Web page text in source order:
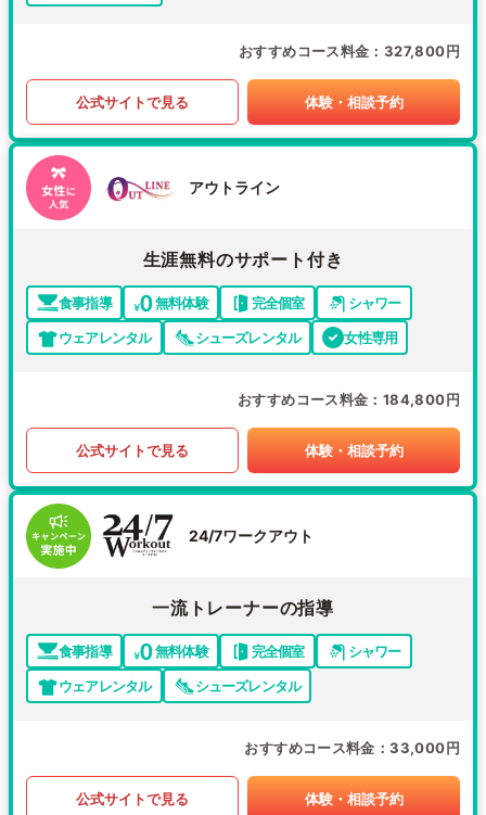
おすすめコース料金 327,800円
公式サイトで見る 体験・相談予約
アウトライン
生涯無料のサポート付き
食事指導 無料体験 完全個室
シャワー
ウェアレンタル
シューズレンタル 女性専用
おすすめコース料金 184,800円
公式サイトで見る 体験・相談予約
24/7ワークアウト
一流トレーナーの指導
食事指導 無料体験 完全個室
シャワー
ウェアレンタル
シューズレンタル
おすすめコース料金 33,000円
公式サイトで見る 体験・相談予約